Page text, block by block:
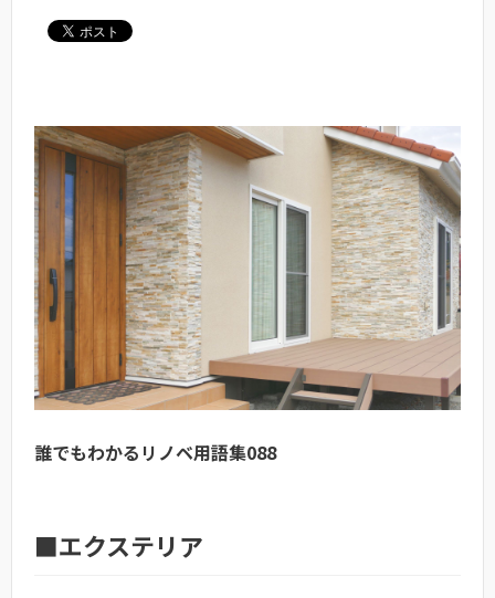
誰でもわかるリノベ用語集088
■エクステリア